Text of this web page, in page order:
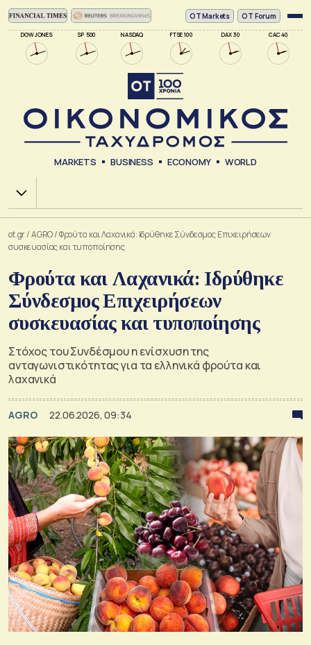
DOW JONES SP 500 NASDAQ FTSE 100 DAX 30 CAC 40
ΟΤ Markets OT Forum
MARKETS BUSINESS ECONOMY WORLD
Χ.Α.
ot.gr/AGRO/Φρούτα και Λαχανικά: Ιδρύθηκε Σύνδεσμος Επιχειρήσεων
συσκευασίας και τυποποίησης
Φρούτα και Λαχανικά: Ιδρύθηκε
Σύνδεσμος Επιχειρήσεων
συσκευασίας και τυποποίησης
Στόχος του Συνδέσμου η ενίσχυση της
ανταγωνιστικότητας για τα ελληνικά φρούτα και
λαχανικά
AGRO 22.06.2026, 09:34